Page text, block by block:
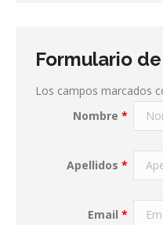
Formulario
Los campos marcados
Nombre*
Apellidos*
Email*